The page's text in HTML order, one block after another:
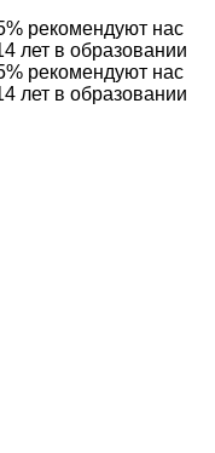
рекомендуют нас
лет в образовании
рекомендуют нас
лет в образовании